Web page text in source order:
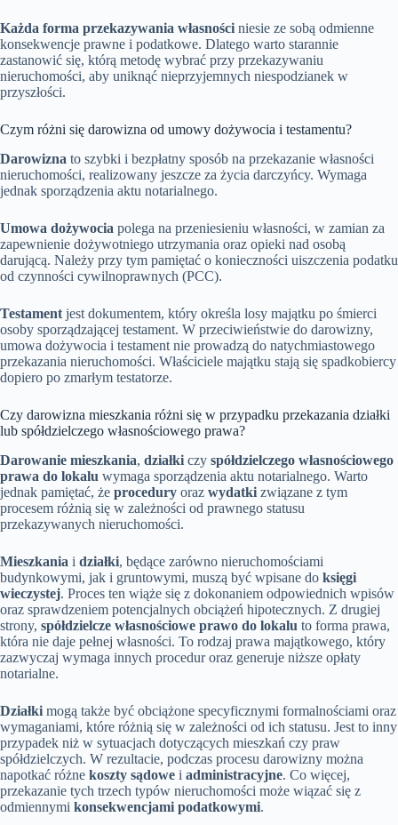
Każda forma przekazywania własności niesie ze sobą odmienne
konsekwencje prawne i podatkowe. Dlatego warto starannie
zastanowić się, którą metodę wybrać przy przekazywaniu
nieruchomości, aby uniknąć nieprzyjemnych niespodzianek w
przyszłości.
Czym różni się darowizna od umowy dożywocia i testamentu?
Darowizna to szybki i bezpłatny sposób na przekazanie własności
nieruchomości, realizowany jeszcze za życia darczyńcy. Wymaga
jednak sporządzenia aktu notarialnego.
Umowa dożywocia polega na przeniesieniu własności, w zamian za
zapewnienie dożywotniego utrzymania oraz opieki nad osobą
darującą. Należy przy tym pamiętać o konieczności uiszczenia podatku
od czynności cywilnoprawnych (PCC).
Testament jest dokumentem, który określa losy majątku po śmierci
osoby sporządzającej testament. W przeciwieństwie do darowizny,
umowa dożywocia i testament nie prowadzą do natychmiastowego
przekazania nieruchomości. Właściciele majątku stają się spadkobiercy
dopiero po zmarłym testatorze.
Czy darowizna mieszkania różni się w przypadku przekazania działki
lub spółdzielczego własnościowego prawa?
Darowanie mieszkania, działki czy spółdzielczego własnościowego
prawa do lokalu wymaga sporządzenia aktu notarialnego. Warto
jednak pamiętać, że procedury oraz wydatki związane z tym
procesem różnią się w zależności od prawnego statusu
przekazywanych nieruchomości.
Mieszkania i działki, będące zarówno nieruchomościami
budynkowymi, jak i gruntowymi, muszą być wpisane do księgi
wieczystej. Proces ten wiąże się z dokonaniem odpowiednich wpisów
oraz sprawdzeniem potencjalnych obciążeń hipotecznych. Z drugiej
strony, spółdzielcze własnościowe prawo do lokalu to forma prawa,
która nie daje pełnej własności. To rodzaj prawa majątkowego, który
zazwyczaj wymaga innych procedur oraz generuje niższe opłaty
notarialne.
Działki mogą także być obciążone specyficznymi formalnościami oraz
wymaganiami, które różnią się w zależności od ich statusu. Jest to inny
przypadek niż w sytuacjach dotyczących mieszkań czy praw
spółdzielczych. W rezultacie, podczas procesu darowizny można
napotkać różne koszty sądowe i administracyjne. Co więcej,
przekazanie tych trzech typów nieruchomości może wiązać się z
odmiennymi konsekwencjami podatkowymi.